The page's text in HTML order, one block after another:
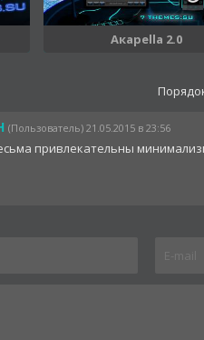
Aкapella 2.0
(Пользователь) 21.05.2015 в 23:56
привлекательны